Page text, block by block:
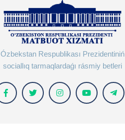
Ózbekstan Respublikası Prezidentiniń
sociallıq tarmaqlardaǵı rásmiy betleri